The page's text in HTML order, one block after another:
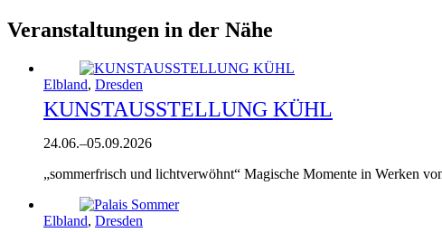
Veranstaltungen in der Nähe
Elbland, Dresden
KUNSTAUSSTELLUNG KÜHL
24.06.–05.09.2026
„sommerfrisch und lichtverwöhnt“ Magische Momente in Werken
Elbland, Dresden